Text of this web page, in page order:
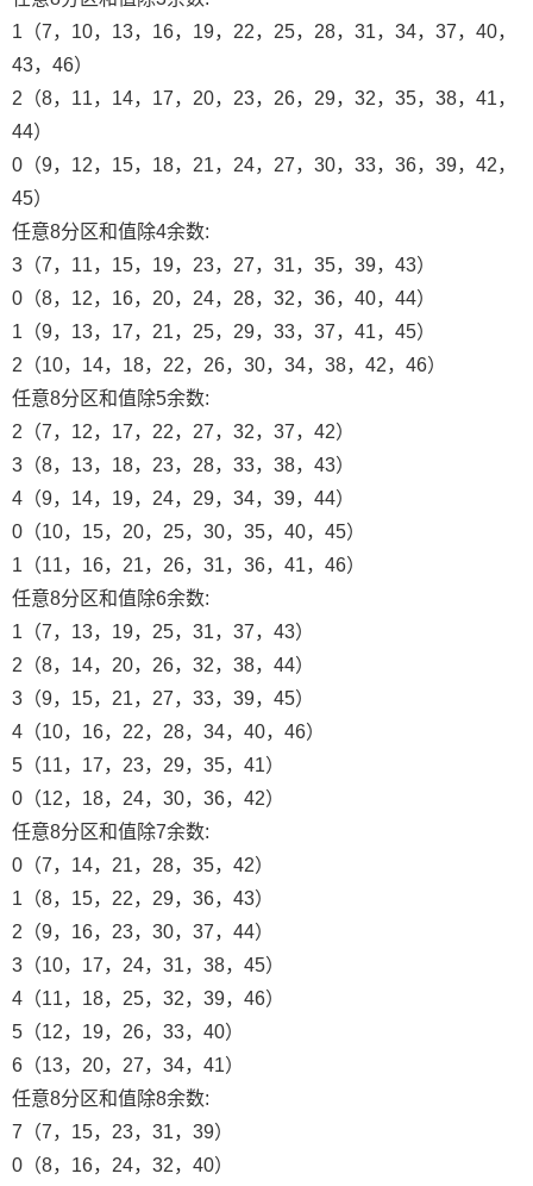
1（7，10，13，16，19，22，25，28，31，34，37，40，
43，46）
2（8，11，14，17，20，23，26，29，32，35，38，41，
44）
0（9，12，15，18，21，24，27，30，33，36，39，42，
45）
任意8分区和值除4余数:
3（7，11，15，19，23，27，31，35，39，43）
0（8，12，16，20，24，28，32，36，40，44）
1（9，13，17，21，25，29，33，37，41，45）
2（10，14，18，22，26，30，34，38，42，46）
任意8分区和值除5余数:
2（7，12，17，22，27，32，37，42）
3（8，13，18，23，28，33，38，43）
4（9，14，19，24，29，34，39，44）
0（10，15，20，25，30，35，40，45）
1（11，16，21，26，31，36，41，46）
任意8分区和值除6余数:
1（7，13，19，25，31，37，43）
2（8，14，20，26，32，38，44）
3（9，15，21，27，33，39，45）
4（10，16，22，28，34，40，46）
5（11，17，23，29，35，41）
0（12，18，24，30，36，42）
任意8分区和值除7余数:
0（7，14，21，28，35，42）
1（8，15，22，29，36，43）
2（9，16，23，30，37，44）
3（10，17，24，31，38，45）
4（11，18，25，32，39，46）
5（12，19，26，33，40）
6（13，20，27，34，41）
任意8分区和值除8余数:
7（7，15，23，31，39）
0（8，16，24，32，40）